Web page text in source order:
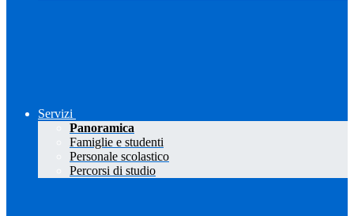
Servizi
Panoramica
Famiglie e studenti
Personale scolastico
Percorsi di studio